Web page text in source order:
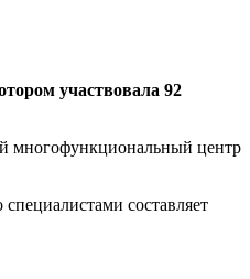
участвовала 92
многофункциональный центр
составляет